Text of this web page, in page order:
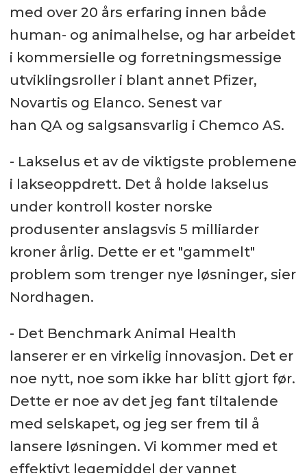
med over 20 års erfaring innen både
human- og animalhelse, og har arbeidet
i kommersielle og forretningsmessige
utviklingsroller i blant annet Pfizer,
Novartis og Elanco. Senest var
han QA og salgsansvarlig i Chemco AS.
- Lakselus et av de viktigste problemene
i lakseoppdrett. Det å holde lakselus
under kontroll koster norske
produsenter anslagsvis 5 milliarder
kroner årlig. Dette er et "gammelt"
problem som trenger nye løsninger, sier
Nordhagen.
- Det Benchmark Animal Health
lanserer er en virkelig innovasjon. Det er
noe nytt, noe som ikke har blitt gjort før.
Dette er noe av det jeg fant tiltalende
med selskapet, og jeg ser frem til å
lansere løsningen. Vi kommer med et
effektivt legemiddel der vannet